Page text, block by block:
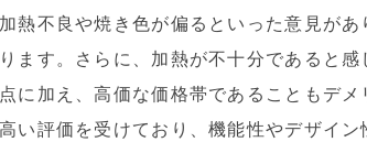
熱不良や焼き色が偏るといった意見があ
ます。さらに、加熱が不十分であると感
に加え、高価な価格帯であることもデメ
い評価を受けており、機能性やデザイン